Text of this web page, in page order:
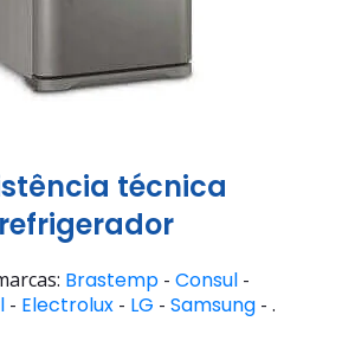
técnica
refrigerador
Brastemp- Consul-
- Electrolux - LG - Samsung - .